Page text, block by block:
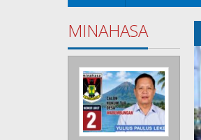
MINAHASA